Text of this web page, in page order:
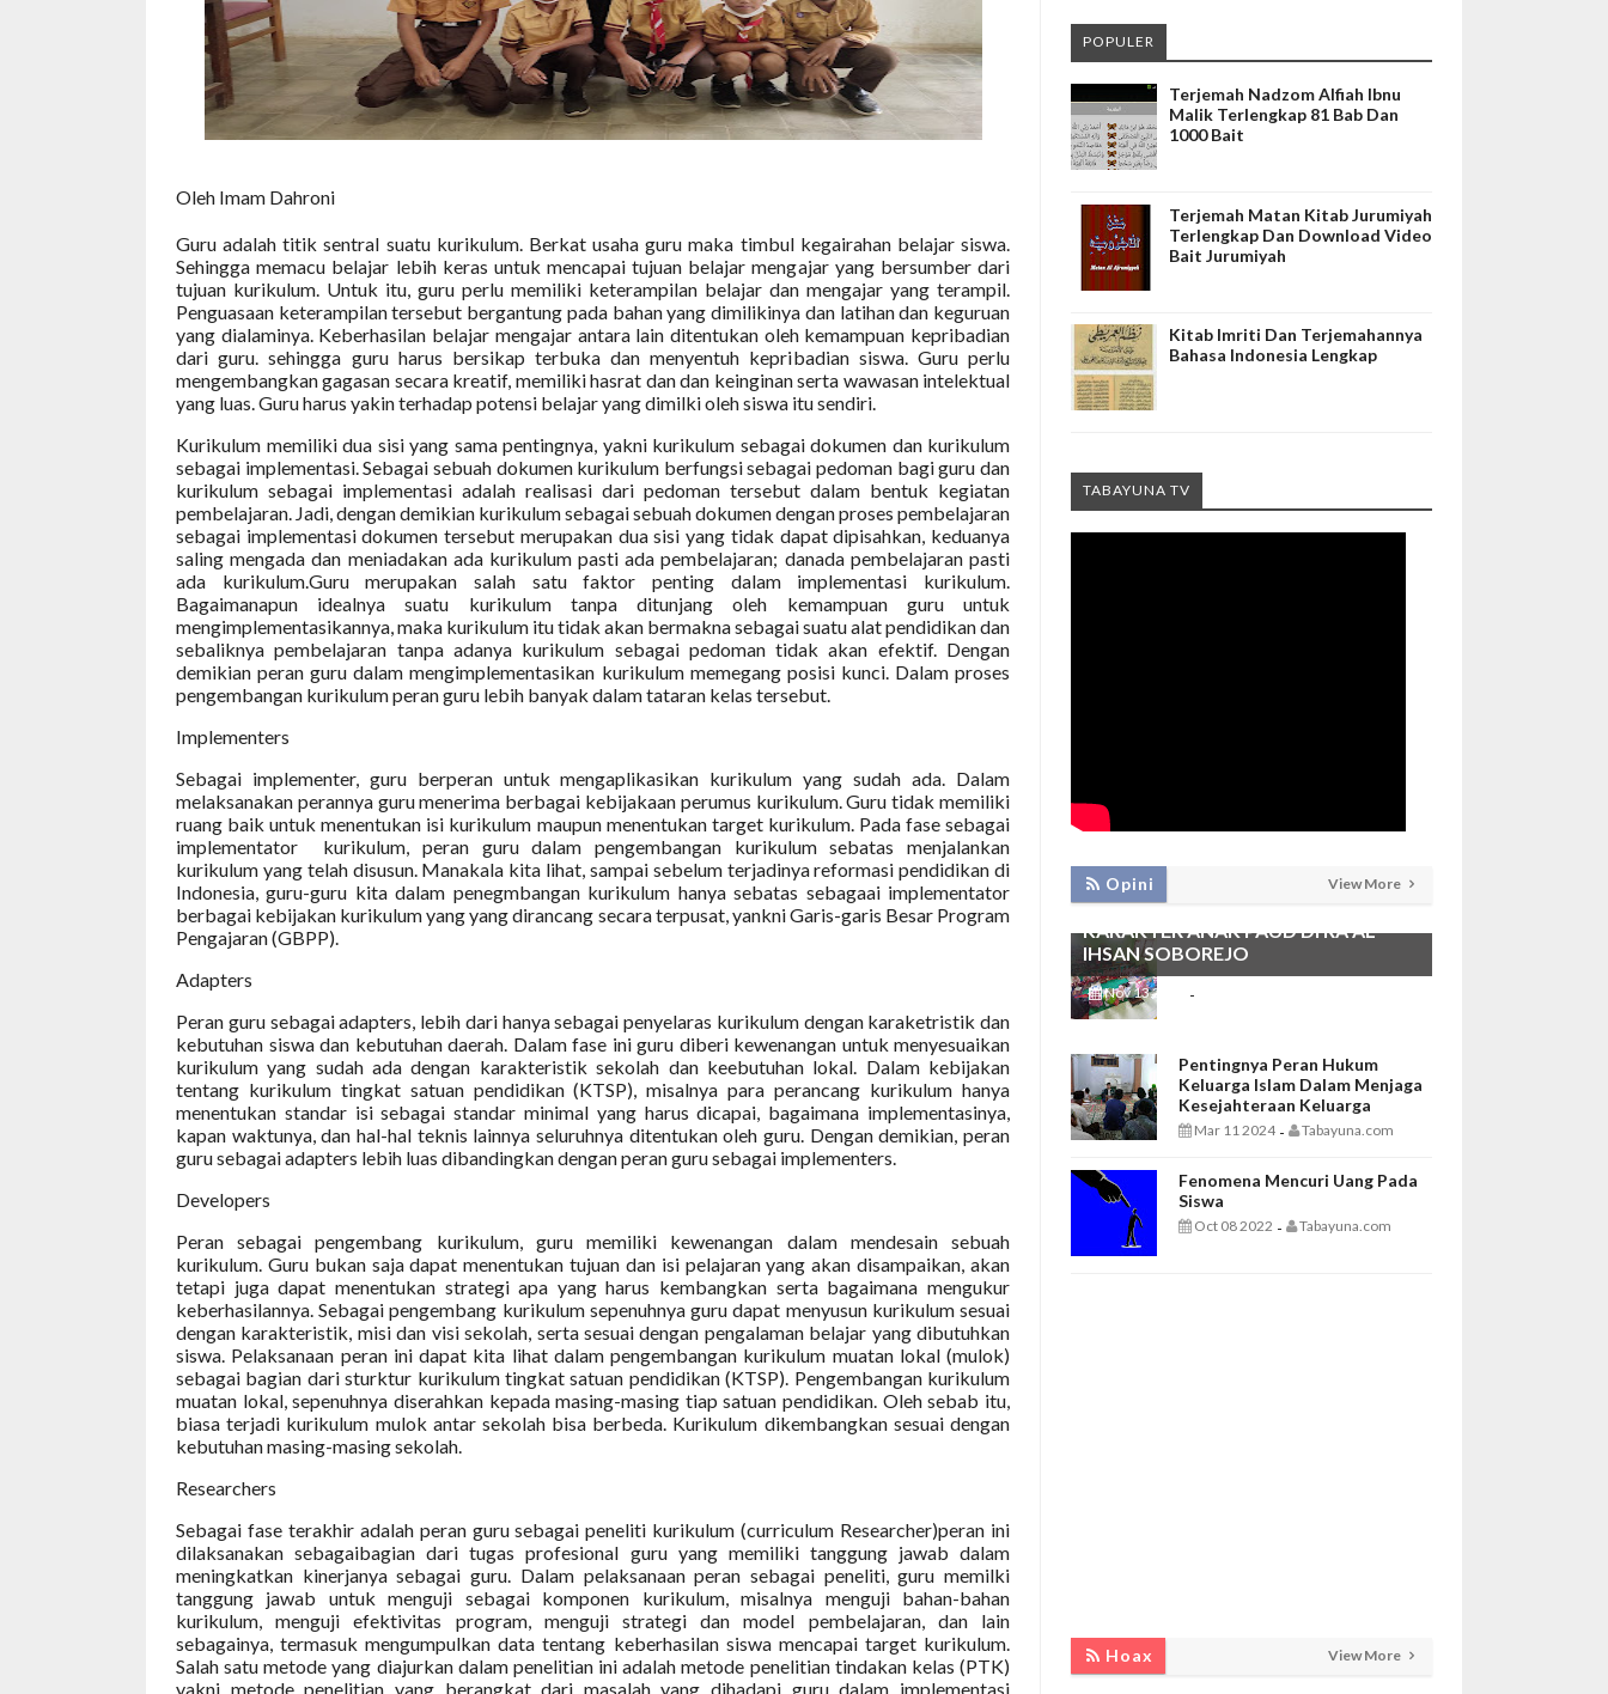
Oleh Imam Dahroni
Guru adalah titik sentral suatu kurikulum. Berkat usaha guru maka timbul kegairahan belajar siswa.
Sehingga memacu belajar lebih keras untuk mencapai tujuan belajar mengajar yang bersumber dari
tujuan kurikulum. Untuk itu, guru perlu memiliki keterampilan belajar dan mengajar yang terampil.
Penguasaan keterampilan tersebut bergantung pada bahan yang dimilikinya dan latihan dan keguruan
yang dialaminya. Keberhasilan belajar mengajar antara lain ditentukan oleh kemampuan kepribadian
dari guru. sehingga guru harus bersikap terbuka dan menyentuh kepribadian siswa. Guru perlu
mengembangkan gagasan secara kreatif, memiliki hasrat dan dan keinginan serta wawasan intelektual
yang luas. Guru harus yakin terhadap potensi belajar yang dimilki oleh siswa itu sendiri.
Kurikulum memiliki dua sisi yang sama pentingnya, yakni kurikulum sebagai dokumen dan kurikulum
sebagai implementasi. Sebagai sebuah dokumen kurikulum berfungsi sebagai pedoman bagi guru dan
kurikulum sebagai implementasi adalah realisasi dari pedoman tersebut dalam bentuk kegiatan
pembelajaran. Jadi, dengan demikian kurikulum sebagai sebuah dokumen dengan proses pembelajaran
sebagai implementasi dokumen tersebut merupakan dua sisi yang tidak dapat dipisahkan, keduanya
saling mengada dan meniadakan ada kurikulum pasti ada pembelajaran; danada pembelajaran pasti
ada kurikulum.Guru merupakan salah satu faktor penting dalam implementasi kurikulum.
Bagaimanapun idealnya suatu kurikulum tanpa ditunjang oleh kemampuan guru untuk
mengimplementasikannya, maka kurikulum itu tidak akan bermakna sebagai suatu alat pendidikan dan
sebaliknya pembelajaran tanpa adanya kurikulum sebagai pedoman tidak akan efektif. Dengan
demikian peran guru dalam mengimplementasikan kurikulum memegang posisi kunci. Dalam proses
pengembangan kurikulum peran guru lebih banyak dalam tataran kelas tersebut.
Implementers
Sebagai implementer, guru berperan untuk mengaplikasikan kurikulum yang sudah ada. Dalam
melaksanakan perannya guru menerima berbagai kebijakaan perumus kurikulum. Guru tidak memiliki
ruang baik untuk menentukan isi kurikulum maupun menentukan target kurikulum. Pada fase sebagai
implementator
kurikulum, peran guru dalam pengembangan kurikulum sebatas menjalankan
kurikulum yang telah disusun. Manakala kita lihat, sampai sebelum terjadinya reformasi pendidikan di
Indonesia, guru-guru kita dalam penegmbangan kurikulum hanya sebatas sebagaai implementator
berbagai kebijakan kurikulum yang yang dirancang secara terpusat, yankni Garis-garis Besar Program
Pengajaran (GBPP).
Adapters
Peran guru sebagai adapters, lebih dari hanya sebagai penyelaras kurikulum dengan karaketristik dan
kebutuhan siswa dan kebutuhan daerah. Dalam fase ini guru diberi kewenangan untuk menyesuaikan
kurikulum yang sudah ada dengan karakteristik sekolah dan keebutuhan lokal. Dalam kebijakan
tentang kurikulum tingkat satuan pendidikan (KTSP), misalnya para perancang kurikulum hanya
menentukan standar isi sebagai standar minimal yang harus dicapai, bagaimana implementasinya,
kapan waktunya, dan hal-hal teknis lainnya seluruhnya ditentukan oleh guru. Dengan demikian, peran
guru sebagai adapters lebih luas dibandingkan dengan peran guru sebagai implementers.
Developers
Peran sebagai pengembang kurikulum, guru memiliki kewenangan dalam mendesain sebuah
kurikulum. Guru bukan saja dapat menentukan tujuan dan isi pelajaran yang akan disampaikan, akan
tetapi juga dapat menentukan strategi apa yang harus kembangkan serta bagaimana mengukur
keberhasilannya. Sebagai pengembang kurikulum sepenuhnya guru dapat menyusun kurikulum sesuai
dengan karakteristik, misi dan visi sekolah, serta sesuai dengan pengalaman belajar yang dibutuhkan
siswa. Pelaksanaan peran ini dapat kita lihat dalam pengembangan kurikulum muatan lokal (mulok)
sebagai bagian dari sturktur kurikulum tingkat satuan pendidikan (KTSP). Pengembangan kurikulum
muatan lokal, sepenuhnya diserahkan kepada masing-masing tiap satuan pendidikan. Oleh sebab itu,
biasa terjadi kurikulum mulok antar sekolah bisa berbeda. Kurikulum dikembangkan sesuai dengan
kebutuhan masing-masing sekolah.
Researchers
Sebagai fase terakhir adalah peran guru sebagai peneliti kurikulum (curriculum Researcher)peran ini
dilaksanakan sebagaibagian dari tugas profesional guru yang memiliki tanggung jawab dalam
meningkatkan kinerjanya sebagai guru. Dalam pelaksanaan peran sebagai peneliti, guru memilki
tanggung jawab untuk menguji sebagai komponen kurikulum, misalnya menguji bahan-bahan
kurikulum, menguji efektivitas program, menguji strategi dan model pembelajaran, dan lain
sebagainya, termasuk mengumpulkan data tentang keberhasilan siswa mencapai target kurikulum.
Salah satu metode yang diajurkan dalam penelitian ini adalah metode penelitian tindakan kelas (PTK)
yakni metode penelitian yang berangkat dari masalah yang dihadapi guru dalam implementasi
POPULER
Terjemah Nadzom Alfiah Ibnu
Malik Terlengkap 81 Bab Dan
1000 Bait
Terjemah Matan Kitab Jurumiyah
Terlengkap Dan Download Video
Bait Jurumiyah
Kitab Imriti Dan Terjemahannya
Bahasa Indonesia Lengkap
TABAYUNA TV
Opini View More
PEMBIASAAN SHALAT DHUHA DAN
MENGAJI SEBAGAI FONDASI
KARAKTER ANAK PAUD DI RA AL
IHSAN SOBOREJO
Nov 13 2025 -
Pentingnya Peran Hukum
Keluarga Islam Dalam Menjaga
Kesejahteraan Keluarga
Mar 11 2024 - Tabayuna.com
Fenomena Mencuri Uang Pada
Siswa
Oct 08 2022 - Tabayuna.com
Hoax View More